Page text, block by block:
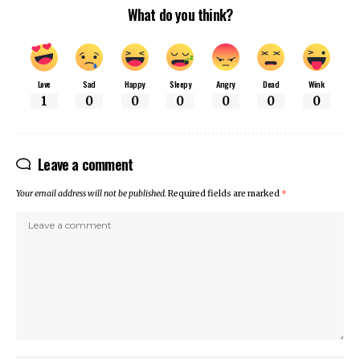
What do you think?
Love
1
Sad
0
Happy
0
Sleepy
0
Angry
0
Dead
0
Wink
0
Leave a comment
Your email address will not be published.Required fields are marked *